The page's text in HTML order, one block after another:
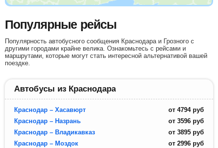
Популярные рейсы
Популярность автобусного сообщения Краснодара и Грозного с
другими городами крайне велика. Ознакомьтесь с рейсами и
маршрутами, которые могут стать интересной альтернативой вашей
поездке.
Автобусы из Краснодара
Краснодар – Хасавюрт от 4794 руб
Краснодар – Назрань
от 3596 руб
Краснодар – Владикавказ
от 3895 руб
Краснодар – Моздок
от 2996 руб